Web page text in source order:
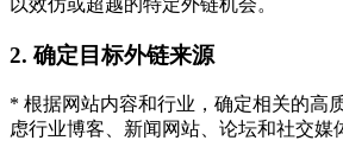
2. 确定目标外链来源
* 根据网站内容和行业，确定相关的高
虑行业博客、新闻网站、论坛和社交媒